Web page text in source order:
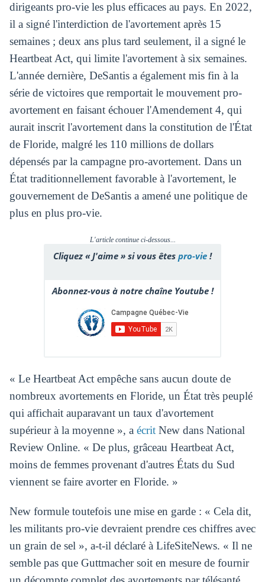
dirigeants pro-vie les plus efficaces au pays. En 2022,
il a signé l'interdiction de l'avortement après 15
semaines ; deux ans plus tard seulement, il a signé le
Heartbeat Act, qui limite l'avortement à six semaines.
L'année dernière, DeSantis a également mis fin à la
série de victoires que remportait le mouvement pro-
avortement en faisant échouer l'Amendement 4, qui
aurait inscrit l'avortement dans la constitution de l'État
de Floride, malgré les 110 millions de dollars
dépensés par la campagne pro-avortement. Dans un
État traditionnellement favorable à l'avortement, le
gouvernement de DeSantis a amené une politique de
plus en plus pro-vie.
L'article continue ci-dessous...
Cliquez « J'aime » si vous êtes pro-vie !
Abonnez-vous à notre chaîne Youtube !
« Le Heartbeat Act empêche sans aucun doute de
nombreux avortements en Floride, un État très peuplé
qui affichait auparavant un taux d'avortement
supérieur à la moyenne », a écritNew dans National
Review Online. « De plus, grâceau Heartbeat Act,
moins de femmes provenant d'autres États du Sud
viennent se faire avorter en Floride. »
New formule toutefois une mise en garde : « Cela dit,
les militants pro-vie devraient prendre ces chiffres avec
un grain de sel », a-t-il déclaré à LifeSiteNews. « Il ne
semble pas que Guttmacher soit en mesure de fournir